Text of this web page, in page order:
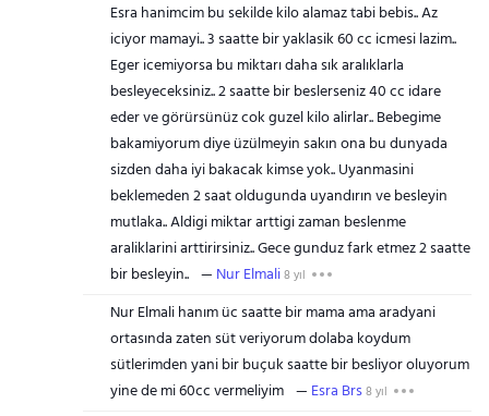
Esra hanimcim bu sekilde kilo alamaz tabi bebis.. Az
iciyor mamayi.. 3 saatte bir yaklasik 60 cc icmesi lazim..
Eger icemiyorsa bu miktarı daha sık aralıklarla
besleyeceksiniz.. 2 saatte bir beslerseniz 40 cc idare
eder ve görürsünüz cok guzel kilo alirlar.. Bebegime
bakamiyorum diye üzülmeyin sakın ona bu dunyada
sizden daha iyi bakacak kimse yok.. Uyanmasini
beklemeden 2 saat oldugunda uyandırın ve besleyin
mutlaka.. Aldigi miktar arttigi zaman beslenme
araliklarini arttirirsiniz.. Gece gunduz fark etmez 2 saatte
bir besleyin..
Nur Elmali8 yıl
Nur Elmali hanım üc saatte bir mama ama aradyani
ortasında zaten süt veriyorum dolaba koydum
sütlerimden yani bir buçuk saatte bir besliyor oluyorum
yine de mi 60cc vermeliyim
Esra Brs8 yıl